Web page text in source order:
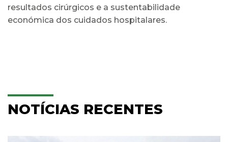
resultados cirúrgicos e a sustentabilidade
económica dos cuidados hospitalares.
NOTÍCIAS RECENTES